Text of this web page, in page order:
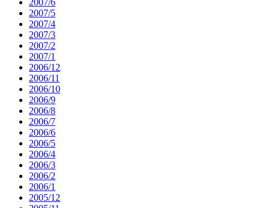
2007/5
2007/4
2007/3
2007/2
2007/1
2006/12
2006/11
2006/10
2006/9
2006/8
2006/7
2006/6
2006/5
2006/4
2006/3
2006/2
2006/1
2005/12